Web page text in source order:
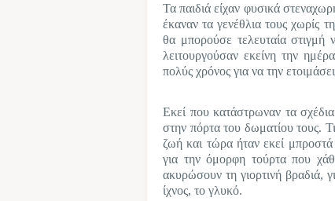
Τα παιδιά είχαν φυσικά
έκαναν τα γενέθλια τους χωρίς
θα μπορούσε τελευταία στιγμή
λειτουργούσαν εκείνη την
πολύς χρόνος για να την
Εκεί που κατάστρωναν τα
στην πόρτα του δωματίου τους.
ζωή και τώρα ήταν εκεί
για την όμορφη τούρτα που
ακυρώσουν τη γιορτινή βραδιά,
ίχνος, το γλυκό.